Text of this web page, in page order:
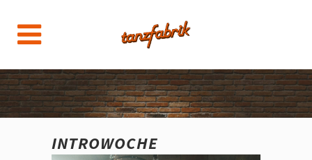
INTROWOCHE